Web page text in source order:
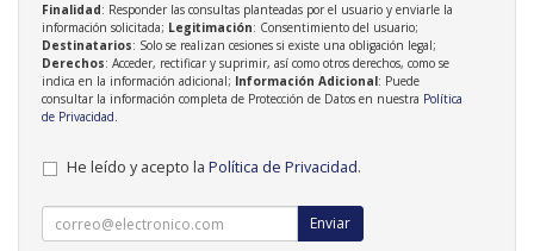
Finalidad: Responder las consultas planteadas por el usuario y enviarle la
información solicitada; Legitimación: Consentimiento del usuario;
Destinatarios: Solo se realizan cesiones si existe una obligación legal;
Derechos: Acceder, rectificar y suprimir, así como otros derechos, como se
indica en la información adicional; Información Adicional: Puede
consultar la información completa de Protección de Datos en nuestra Política
de Privacidad.
He leído y acepto la Política de Privacidad.
Enviar